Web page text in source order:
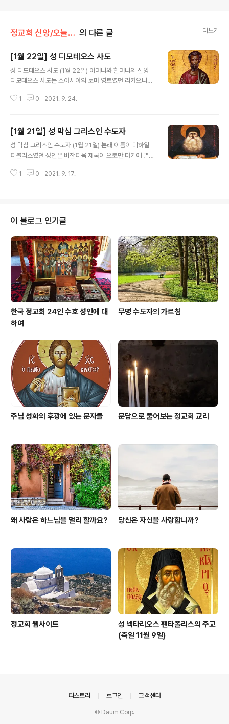
정교회 신앙/오늘의 축일 의 다른 글 더보기
[1월 22일] 성 디모테오스 사도
성 디모테오스 사도 (1월 22일) 어머니와 할머니의 신앙
디모테오스 사도는 소아시아의 로마 영토였던 리카오니아
다인인 어머니 사이에서 태어났다. 어머니 에브니끼(Eunic
두 여성(디모테오 사도의 어머니와 할머니)이 그리스도를
받아들이도록 한 후(45년경) 얼마 지나 두 번째로 그 도시
를 방문했을 때(50년경), 젊은 청년 디모테오가 그리스도
리스트라와 이코니움의 형제들이 디모테오를 추천함에 따
1 0 2021. 9. 24.
[1월 21일] 성 막심 그리스인 수도자
성 막심 그리스인 수도자 (1월 21일) 본래 이름이 미하일
티볼리스였던 성인은 비잔티움 제국이 오토만 터키에 멸망
집안은 일찍이 총대주교를 배출한 훌륭한 가문이었는데,
도원으로 들어가 막시무스(Maximus)라는 이름을 가진
수도자가 되었다. 겸손하면서도 생각이 깊었던 성인은 10
년 동안 학문연구와 기도 생활을 계속하였다. 1516년 러시
아의 대공(大公) 미하일 이바노비치가 요청해옴에 따라 시
편과 여러 정교회 서적들을 슬라브어로 번역하기 위해 성
인은 러시아로 떠나게 된다. ..
1 0 2021. 9. 17.
이 블로그 인기글
한국 정교회 24인 수호 성인에 대
하여
무명 수도자의 가르침
주님 성화의 후광에 있는 문자들 문답으로 풀어보는 정교회 교리
왜 사람은 하느님을 멀리 할까요? 당신은 자신을 사랑합니까?
정교회 웹사이트
성 넥타리오스 펜타폴리스의 주교
(축일 11월 9일)
티스토리 로그인 고객센터
© Daum Corp.